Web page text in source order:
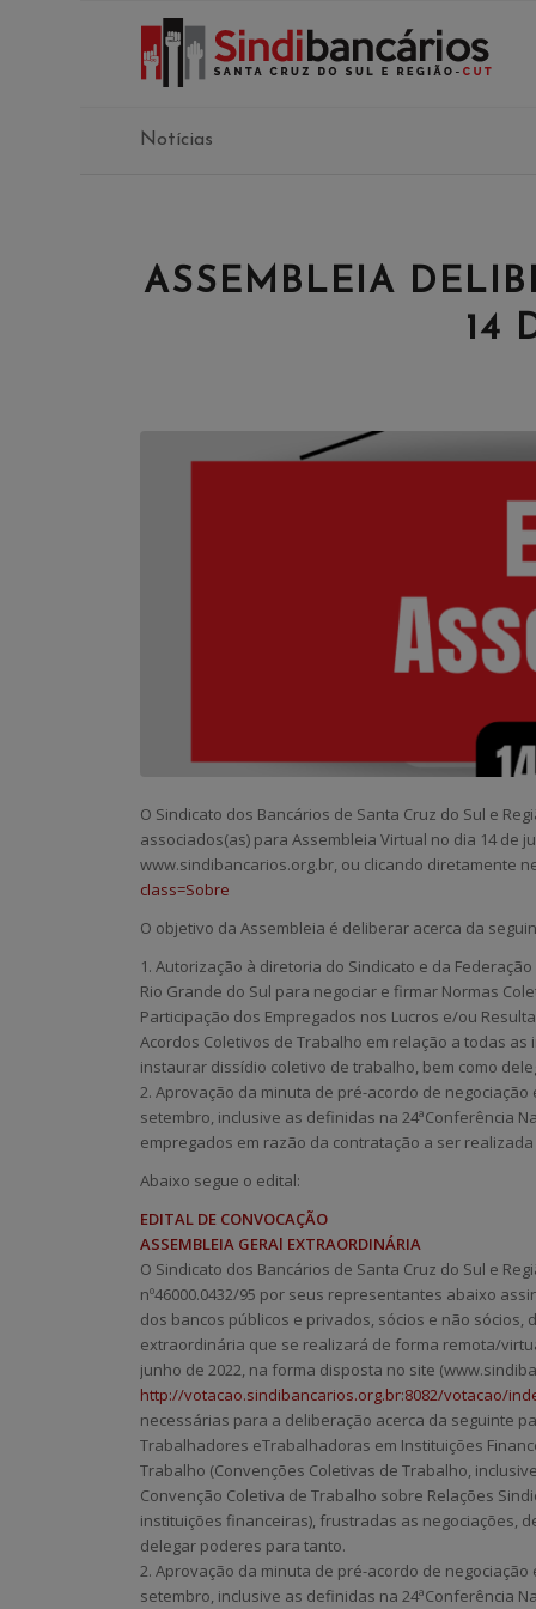
Notícias
ASSEMBLEIA
14
O Sindicato dos Bancários de Santa Cruz do Sul e
associados(as) paraAssembleia Virtual no dia 14 de
www.sindibancarios.org.br, ou clicando diretamente
class=Sobre
O objetivo da Assembleia é deliberar acerca da
1. Autorização à diretoria do Sindicato e da
Rio Grande do Sul para negociar e firmar Normas
Participação dos Empregados nos Lucros e/ou
Acordos Coletivos de Trabalho em relação a todas as
instaurar dissídio coletivo de trabalho, bem como
2. Aprovação da minuta de pré-acordo de negociação
setembro, inclusive as definidas na 24ªConferência
empregados em razão da contratação a ser
Abaixo segue o edital:
EDITAL DE CONVOCAÇÃO
ASSEMBLEIA GERAl EXTRAORDINÁRIA
O Sindicato dos Bancários de Santa Cruz do Sul e
nº46000.0432/95 por seus representantes abaixo
dos bancos públicos e privados, sócios e não
extraordinária que se realizará de forma remota/
junho de 2022, na forma disposta no site
http://votacao.sindibancarios.org.br:8082/votacao/
necessárias para a deliberação acerca da seguinte
Trabalhadores eTrabalhadoras em Instituições
Trabalho (Convenções Coletivas de Trabalho,
Convenção Coletiva deTrabalho sobre Relações
instituições financeiras), frustradas as negociações,
delegar poderes para tanto.
2. Aprovação da minuta de pré-acordo de negociação
setembro, inclusive as definidas na 24ªConferência